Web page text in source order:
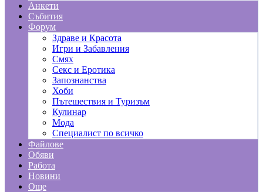
Анкети
Събития
Форум
Здраве и Красота
Игри и Забавления
Смях
Секс и Еротика
Запознанства
Хоби
Пътешествия и Туризъм
Кулинар
Мода
Специалист по всичко
Файлове
Обяви
Работа
Новини
Още